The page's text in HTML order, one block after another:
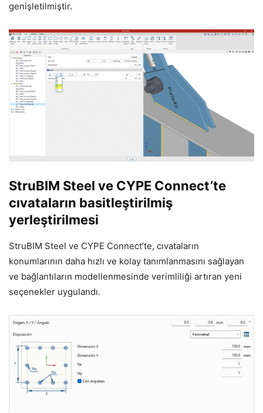
genişletilmiştir.
StruBIM Steel ve CYPE Connect’te
cıvataların basitleştirilmiş
yerleştirilmesi
StruBIM Steel ve CYPE Connect’te, cıvataların
konumlarının daha hızlı ve kolay tanımlanmasını sağlayan
ve bağlantıların modellenmesinde verimliliği artıran yeni
seçenekler uygulandı.